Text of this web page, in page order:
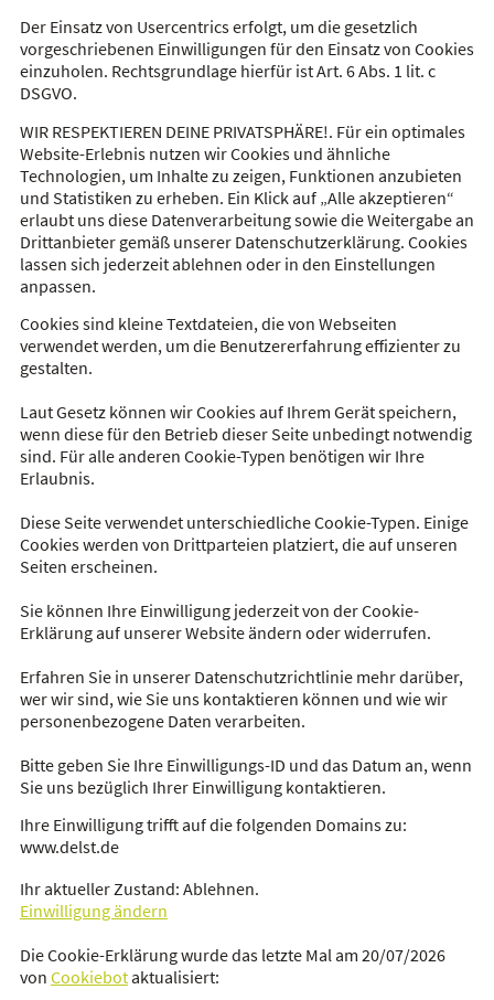
Der Einsatz von Usercentrics erfolgt, um die gesetzlich
vorgeschriebenen Einwilligungen für den Einsatz von Cookies
einzuholen. Rechtsgrundlage hierfür ist Art. 6 Abs. 1 lit. c
DSGVO.
WIR RESPEKTIEREN DEINE PRIVATSPHÄRE!. Für ein optimales
Website-Erlebnis nutzen wir Cookies und ähnliche
Technologien, um Inhalte zu zeigen, Funktionen anzubieten
und Statistiken zu erheben. Ein Klick auf „Alle akzeptieren“
erlaubt uns diese Datenverarbeitung sowie die Weitergabe an
Drittanbieter gemäß unserer Datenschutzerklärung. Cookies
lassen sich jederzeit ablehnen oder in den Einstellungen
anpassen.
Cookies sind kleine Textdateien, die von Webseiten
verwendet werden, um die Benutzererfahrung effizienter zu
gestalten.
Laut Gesetz können wir Cookies auf Ihrem Gerät speichern,
wenn diese für den Betrieb dieser Seite unbedingt notwendig
sind. Für alle anderen Cookie-Typen benötigen wir Ihre
Erlaubnis.
Diese Seite verwendet unterschiedliche Cookie-Typen. Einige
Cookies werden von Drittparteien platziert, die auf unseren
Seiten erscheinen.
Sie können Ihre Einwilligung jederzeit von der Cookie-
Erklärung auf unserer Website ändern oder widerrufen.
Erfahren Sie in unserer Datenschutzrichtlinie mehr darüber,
wer wir sind, wie Sie uns kontaktieren können und wie wir
personenbezogene Daten verarbeiten.
Bitte geben Sie Ihre Einwilligungs-ID und das Datum an, wenn
Sie uns bezüglich Ihrer Einwilligung kontaktieren.
Ihre Einwilligung trifft auf die folgenden Domains zu:
www.delst.de
Ihr aktueller Zustand: Ablehnen.
Einwilligung ändern
Die Cookie-Erklärung wurde das letzte Mal am 20/07/2026
von Cookiebotaktualisiert: